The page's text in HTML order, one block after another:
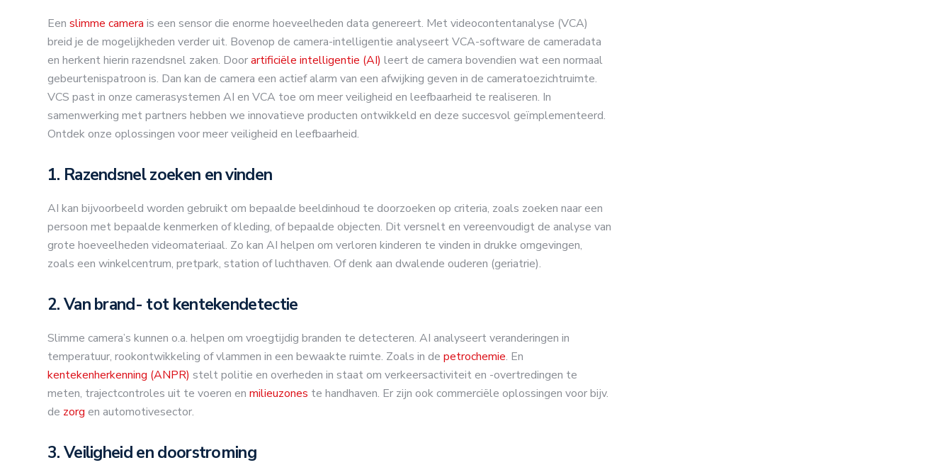
Een slimme camera is een sensor die enorme hoeveelheden data genereert. Met videocontentanalyse (VCA)
breid je de mogelijkheden verder uit. Bovenop de camera-intelligentie analyseert VCA-software de cameradata
en herkent hierin razendsnel zaken. Doorartificiële intelligentie (AI) leert de camera bovendien wat een normaal
gebeurtenispatroon is. Dan kan de camera een actief alarm van een afwijking geven in de cameratoezichtruimte.
VCS past in onze camerasystemen AI en VCA toe om meer veiligheid en leefbaarheid te realiseren. In
samenwerking met partners hebben we innovatieve producten ontwikkeld en deze succesvol geïmplementeerd.
Ontdek onze oplossingen voor meer veiligheid en leefbaarheid.
1. Razendsnel zoeken en vinden
AI kan bijvoorbeeld worden gebruikt om bepaalde beeldinhoud te doorzoeken op criteria, zoals zoeken naar een
persoon met bepaalde kenmerken of kleding, of bepaalde objecten. Dit versnelt en vereenvoudigt de analyse van
grote hoeveelheden videomateriaal. Zo kan AI helpen om verloren kinderen te vinden in drukke omgevingen,
zoals een winkelcentrum, pretpark, station of luchthaven. Of denk aan dwalende ouderen (geriatrie).
2. Van brand- tot kentekendetectie
Slimme camera’s kunnen o.a. helpen om vroegtijdig branden te detecteren. AI analyseert veranderingen in
temperatuur, rookontwikkeling of vlammen in een bewaakte ruimte. Zoals in de petrochemie. En
kentekenherkenning (ANPR) stelt politie en overheden in staat om verkeersactiviteit en -overtredingen te
meten, trajectcontroles uit te voeren en milieuzones te handhaven. Er zijn ook commerciële oplossingen voor bijv.
de zorg en automotivesector.
3. Veiligheid en doorstroming